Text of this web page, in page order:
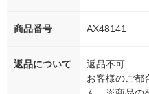
商品番号 AX48141
返品について
返品不可
お客様のご都